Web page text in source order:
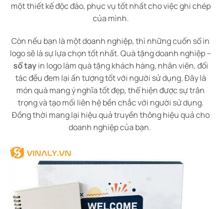
một thiết kế độc đáo, phục vụ tốt nhất cho việc ghi chép
của mình.
Còn nếu bạn là một doanh nghiệp, thì những cuốn sổ in
logo sẽ là sự lựa chọn tốt nhất. Quà tặng doanh nghiệp –
sổ tayin logo làm quà tặng khách hàng, nhân viên, đối
tác đều đem lại ấn tượng tốt với người sử dụng. Đây là
món quà mang ý nghĩa tốt đẹp, thể hiện được sự trân
trọng và tạo mối liên hệ bền chắc với người sử dụng.
Đồng thời mang lại hiệu quả truyền thông hiệu quả cho
doanh nghiệp của bạn.